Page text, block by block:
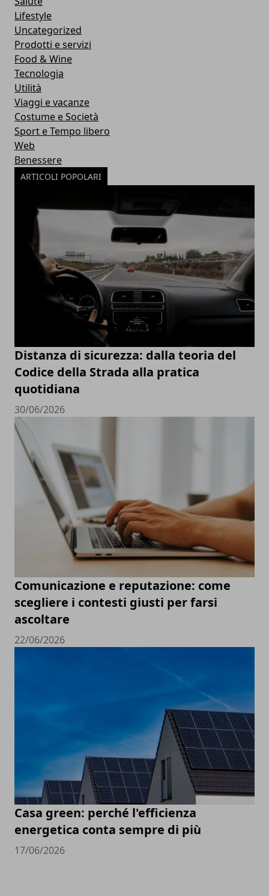
Lifestyle
Uncategorized
Prodotti e servizi
Food & Wine
Tecnologia
Utilità
Viaggi e vacanze
Costume e Società
Sport e Tempo libero
Web
Benessere
ARTICOLI POPOLARI
Distanza di sicurezza: dalla teoria del
Codice della Strada alla pratica
quotidiana
30/06/2026
Comunicazione e reputazione: come
scegliere i contesti giusti per farsi
ascoltare
22/06/2026
Casa green: perché l'efficienza
energetica conta sempre di più
17/06/2026